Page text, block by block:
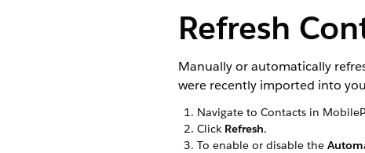
Refresh
Manually or automatically
were recently imported into
Navigate to Contacts in
Click Refresh.
To enable or disable the